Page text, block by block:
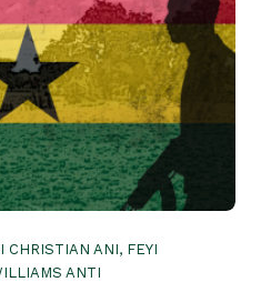
CHRISTIAN ANI, FEYI
ANTI